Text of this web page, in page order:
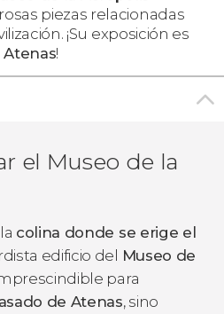
piezas relacionadas
¡Su exposición es
!
el Museo de la
colina donde se erige el
edificio del Museo de
para
de Atenas, sino